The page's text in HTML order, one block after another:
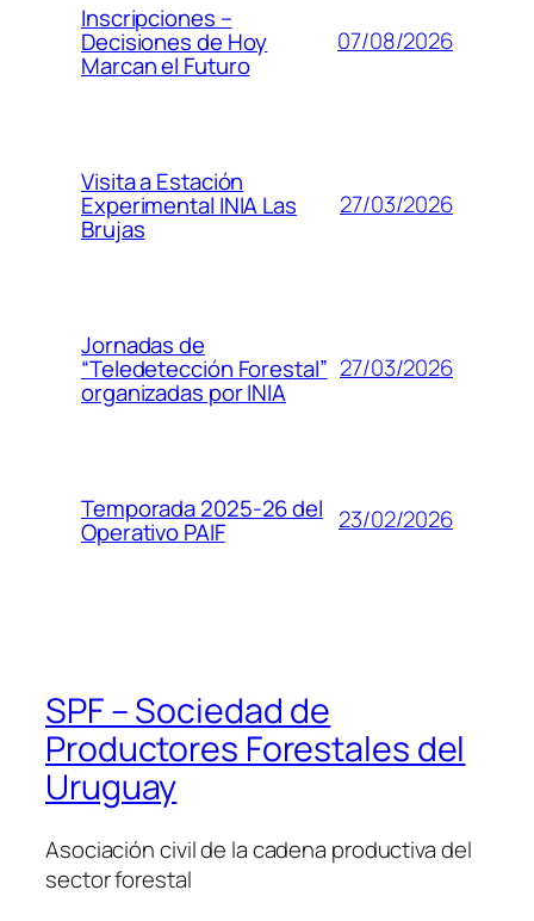
Inscripciones –
Decisiones de Hoy
Marcan el Futuro
07/08/2026
Visita a Estación
Experimental INIA Las
Brujas
27/03/2026
Jornadas de
“Teledetección Forestal”
organizadas por INIA
27/03/2026
Temporada 2025-26 del
Operativo PAIF 23/02/2026
SPF – Sociedad de
Productores Forestales del
Uruguay
Asociación civil de la cadena productiva del
sector forestal